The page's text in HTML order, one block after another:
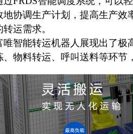
协调生产计划，提高生产
运需求。
智能转运机器人展现出了
、物料转运、呼叫送料等环